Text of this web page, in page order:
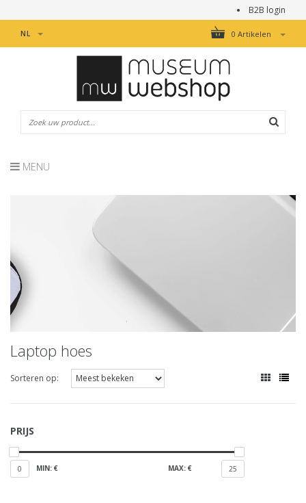
B2B login
0 Artikelen
NL
MENU
Laptop hoes
Sorteren op:
PRIJS
0 MIN: € MAX: € 25